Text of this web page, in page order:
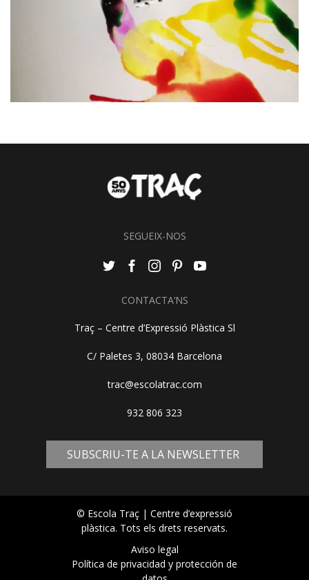
SEGUEIX-NOS
CONTACTA’NS
Traç – Centre d’Expressió Plàstica Sl
C/ Paletes 3, 08034 Barcelona
trac@escolatrac.com
932 806 323
SUBSCRIU-TE A LA NEWSLETTER
© Escola Traç | Centre d’expressió
plàstica. Tots els drets reservats.
Aviso legal
Política de privacidad y protección de